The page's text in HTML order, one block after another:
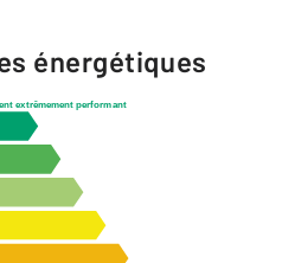
énergétiques
extrêmement performant